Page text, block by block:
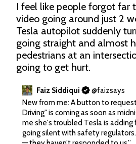
I feel like people forgot far
video going around just 2
Tesla autopilot suddenly
going straight and almost
pedestrians at an
going to get hurt.
Faiz Siddiqui @faizsays
New from me: A button to
Driving" is coming as soon as
me she's troubled Tesla is
going silent with safety